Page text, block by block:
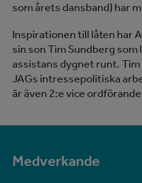
som årets dansband) har
Inspirationen till låten har
sin son Tim Sundberg
assistans dygnet runt.
JAGs intressepolitiska
är även 2:e vice
Medverkande